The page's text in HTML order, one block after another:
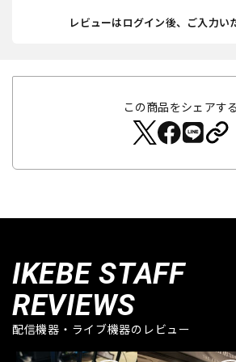
レビューはログイン後、ご入力い
この商品をシェアする
IKEBE STAFF
REVIEWS
配信機器・ライブ機器のレビュー